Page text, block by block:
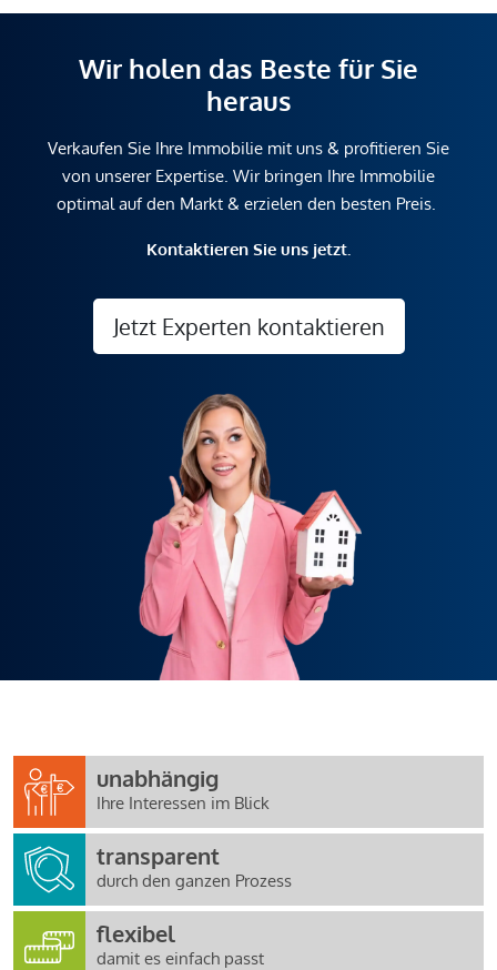
Wir holen das Beste für Sie
heraus
Verkaufen Sie Ihre Immobilie mit uns & profitieren Sie
von unserer Expertise. Wir bringen Ihre Immobilie
optimal auf den Markt & erzielen den besten Preis.
Kontaktieren Sie uns jetzt.
Jetzt Experten kontaktieren
unabhängig
Ihre Interessen im Blick
transparent
durch den ganzen Prozess
flexibel
damit es einfach passt